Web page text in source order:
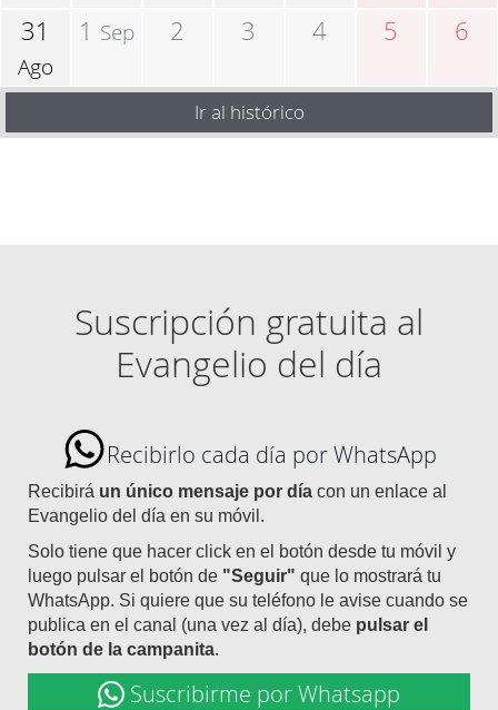
31
Ago
1 Sep 2 3 4 5 6
Ir al histórico
Suscripción gratuita al
Evangelio del día
Recibirlo cada día por WhatsApp
Recibirá un único mensaje por día con un enlace al
Evangelio del día en su móvil.
Solo tiene que hacer click en el botón desde tu móvil y
luego pulsar el botón de "Seguir" que lo mostrará tu
WhatsApp. Si quiere que su teléfono le avise cuando se
publica en el canal (una vez al día), debe pulsar el
botón de la campanita.
Suscribirme por Whatsapp